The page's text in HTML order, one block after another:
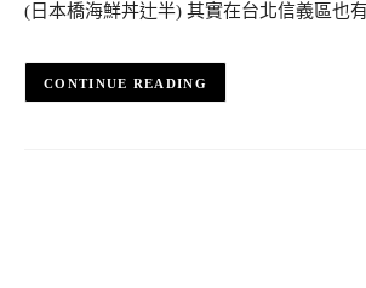
(日本橋海鮮丼辻半) 其實在台北信義區也
CONTINUE READING